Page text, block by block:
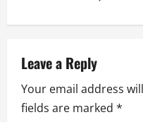
t
a
v
Leave a Reply
Your email address
fields are marked *